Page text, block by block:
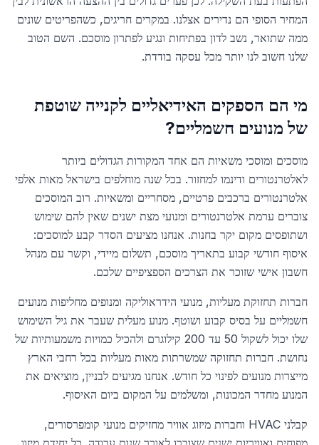
המחיר הסופי הם נדירים אצלנו. במקרים חריגים, כשהפריטים שונים
ממה שתואר, נשב לדון בפתיחות ונגיע לפתרון מוסכם. השם הטוב
שלנו חשוב לנו יותר מכל עסקה בודדת.
מי הם הספקים האידיאליים לקנייה שוטפת
של מנועים חשמליים?
מוסכים ומוסכי משאיות הם אחד המקורות הגדולים ביותר
לאלטרנטורים ודינמו למחזור. בכל שנה מוחלפים בישראל מאות אלפי
אלטרנטורים ברכבים פרטיים, מסחריים ומשאיות. רוב המוסכים
צוברים ערמת אלטרנטורים ומנועי מצת ישנים שאין להם שימוש
ושתופסים מקום יקר בחנות. אנחנו מציעים הסדר קבע למוסכים:
איסוף חודשי קבוע בתאריך מוסכם, תשלום מיידי, וקשר עם מנהל
חשבון אישי שזוכר את הצרכים הספציפיים שלכם.
חברות תחזוקת מעליות, מנועי הידראוליקה ומנופים מחליפות מנועים
חשמליים על בסיס קבוע ושוטף. מנוע מעלית שעבר את גיל השימוש
שלו יכול לשקול 50 עד 200 קילוגרם ולהכיל כמויות משמעותיות של
נחושת. חברות תחזוקה שמשרתות מאות מעליות בכל רחבי הארץ
מייצרות מנועים לפינוי כל חודש. אנחנו מגיעים לבניין, מוציאים את
המנוע מחדר המכונות, ומשלמים על המקום ביום האיסוף.
קבלני HVAC וחברות מיזוג אוויר מחזיקים מנועי קומפרסורים,